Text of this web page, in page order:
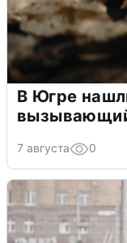
В Югре
7 августа 0